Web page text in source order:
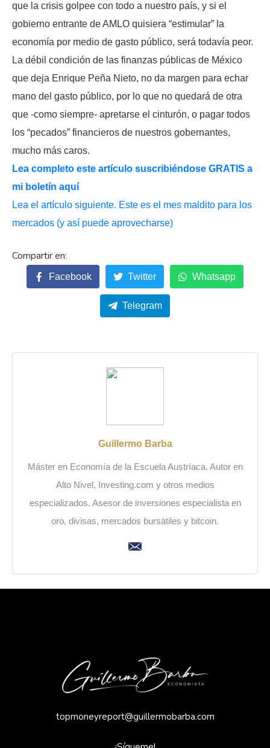
que la crisis golpee con todo a nuestro país, y si el
gobierno entrante de AMLO quisiera “estimular” la
economía por medio de gasto público, será todavía peor.
La débil condición de las finanzas públicas de México
que deja Enrique Peña Nieto, no da margen para echar
mano del gasto público, por lo que no quedará de otra
que -como siempre- apretarse el cinturón, o pagar todos
los “pecados” financieros de nuestros gobernantes,
mucho más caros.
Lea completo este artículo suscribiéndose GRATIS a
mi boletín aquí
Lea el artículo siguiente. Este es el mes maldito para los
mercados (y así puede aprovecharse)
Facebook Twitter Whatsapp
Telegram
Guillermo Barba
Máster en Economía de la Escuela Austríaca. Autor en
Alto Nivel, Investing.com y otros medios
especializados. Asesor de inversiones especialista en
oro, divisas, mercados bursátiles y bitcoin.
topmoneyreport@guillermobarba.com